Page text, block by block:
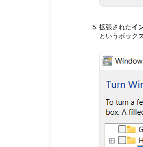
拡張されたイ
というボック